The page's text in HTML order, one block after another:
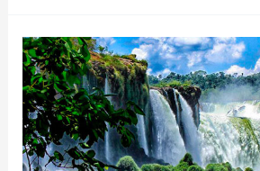
paraíso
de
playas
y
Parques
Nacionales